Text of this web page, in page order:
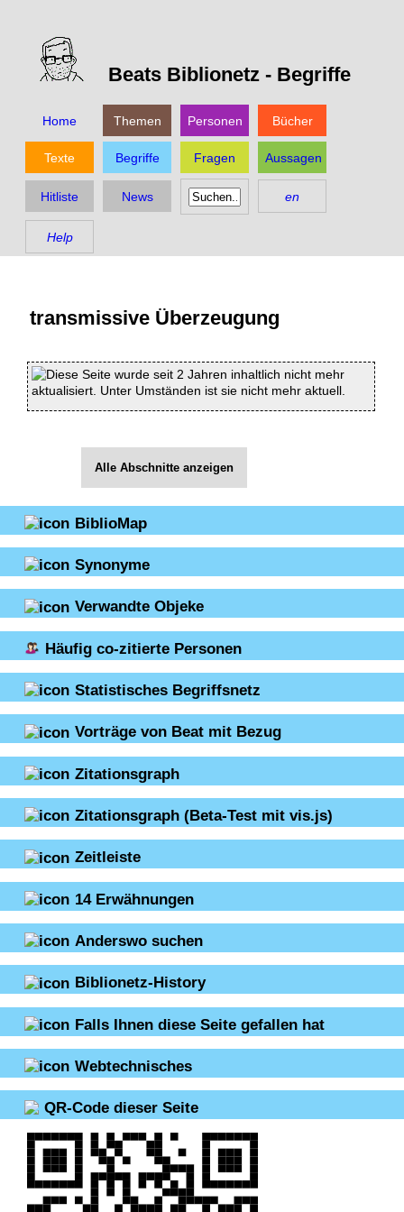
Beats Biblionetz - Begriffe
Home Themen Personen Bücher
Texte Begriffe Fragen Aussagen
Hitliste News en
Help
transmissive Überzeugung
Diese Seite wurde seit 2 Jahren inhaltlich nicht mehr
aktualisiert. Unter Umständen ist sie nicht mehr aktuell.
Alle Abschnitte anzeigen
BiblioMap
Synonyme
Verwandte Objeke
Häufig co-zitierte Personen
Statistisches Begriffsnetz
Vorträge von Beat mit Bezug
Zitationsgraph
Zitationsgraph (Beta-Test mit vis.js)
Zeitleiste
14 Erwähnungen
Anderswo suchen
Biblionetz-History
Falls Ihnen diese Seite gefallen hat
Webtechnisches
QR-Code dieser Seite